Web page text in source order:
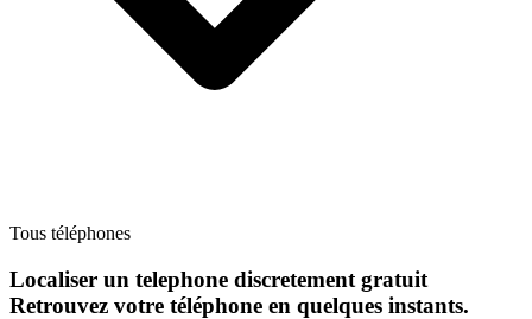
Tous téléphones
Localiser un telephone discretement gratuit
Retrouvez votre téléphone en quelques instants.